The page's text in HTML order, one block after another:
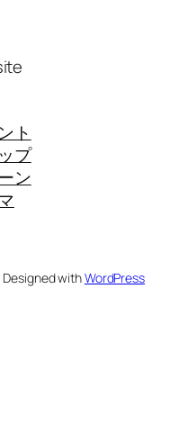
ト
プ
ン
Designed withWordPress